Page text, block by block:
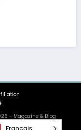
- Magazine & Blog